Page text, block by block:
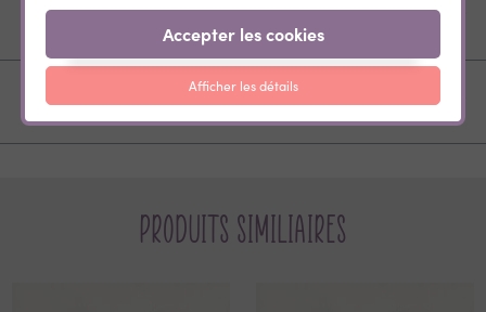
DÉTAIL DU PAIEMENT
EXPÉDITION ET LIVRAISON
Produits similiaires
Accepter les cookies
Afficher les détails